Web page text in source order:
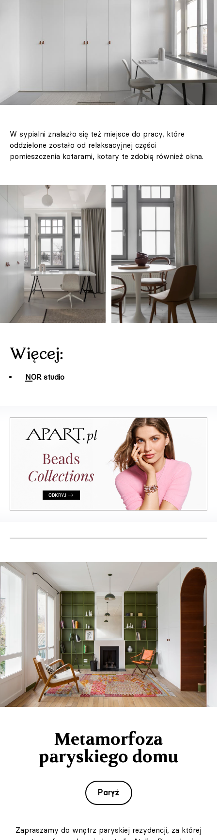
W sypialni znalazło się też miejsce do pracy, które
oddzielone zostało od relaksacyjnej części
pomieszczenia kotarami, kotary te zdobią również okna.
Więcej:
NOR studio
Metamorfoza
paryskiego domu
Paryż
Zapraszamy do wnętrz paryskiej rezydencji, za której